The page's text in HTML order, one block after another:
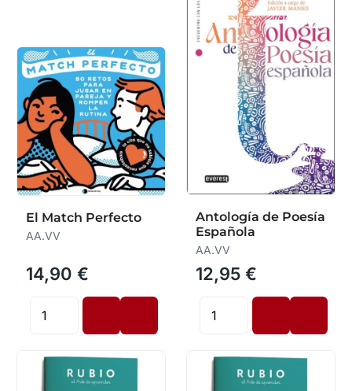
El Match Perfecto
AA.VV
14,90 €
Antología de Poesía
Española
AA.VV
12,95 €